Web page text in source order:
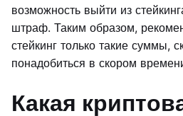
возможность выйти из
штраф. Таким образом,
стейкинг только такие суммы,
понадобиться в скором
Какая